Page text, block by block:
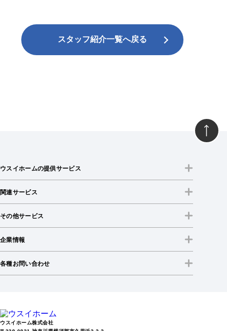
スタッフ紹介一覧へ戻る
ウスイホームの提供サービス
関連サービス
その他サービス
企業情報
各種お問い合わせ
ウスイホーム株式会社